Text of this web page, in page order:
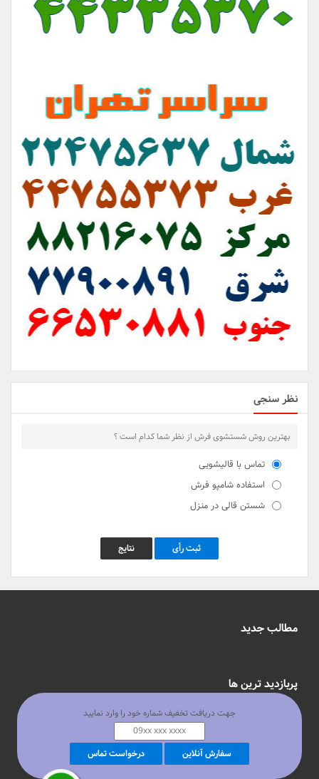
نظر سنجی
بهترین روش شستشوی فرش از نظر شما کدام است ؟
تماس با قالیشویی
استفاده شامپو فرش
شستن قالی در منزل
ثبت رأی نتایج
مطالب جدید
پربازدید ترین ها
محلات تهران
جهت دریافت تخفیف شماره خود را وارد نمایید
درخواست تماس سفارش آنلاین